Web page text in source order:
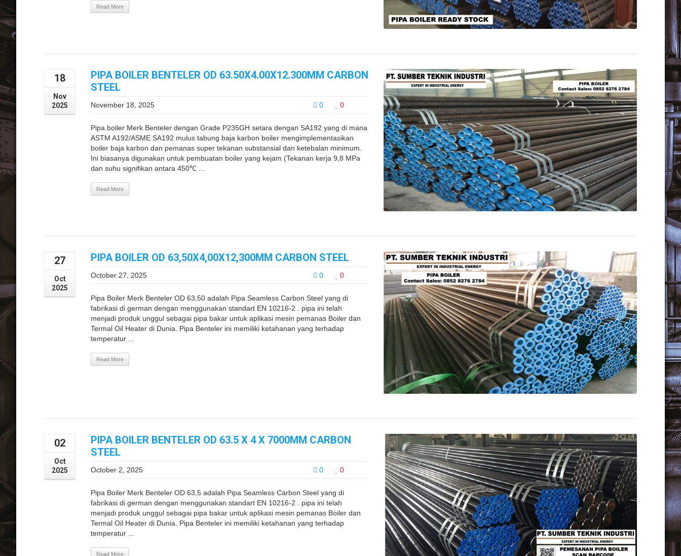
Read More
18
Nov
2025
PIPA BOILER BENTELER OD 63.50X4.00X12.300MM CARBON
STEEL
0 0
November 18, 2025
Pipa boiler Merk Benteler dengan Grade P235GH setara dengan SA192 yang di mana
ASTM A192/ASME SA192 mulus tabung baja karbon boiler mengimplementasikan
boiler baja karbon dan pemanas super tekanan substansial dan ketebalan minimum.
Ini biasanya digunakan untuk pembuatan boiler yang kejam (Tekanan kerja 9,8 MPa
dan suhu signifikan antara 450℃ ...
Read More
27
Oct
2025
PIPA BOILER OD 63,50X4,00X12,300MM CARBON STEEL
0 0
October 27, 2025
Pipa Boiler Merk Benteler OD 63,50 adalah Pipa Seamless Carbon Steel yang di
fabrikasi di german dengan menggunakan standart EN 10216-2 . pipa ini telah
menjadi produk unggul sebagai pipa bakar untuk aplikasi mesin pemanas Boiler dan
Termal Oil Heater di Dunia. Pipa Benteler ini memiliki ketahanan yang terhadap
temperatur ...
Read More
02
Oct
2025
PIPA BOILER BENTELER OD 63.5 X 4 X 7000MM CARBON
STEEL
0 0
October 2, 2025
Pipa Boiler Merk Benteler OD 63,5 adalah Pipa Seamless Carbon Steel yang di
fabrikasi di german dengan menggunakan standart EN 10216-2 . pipa ini telah
menjadi produk unggul sebagai pipa bakar untuk aplikasi mesin pemanas Boiler dan
Termal Oil Heater di Dunia. Pipa Benteler ini memiliki ketahanan yang terhadap
temperatur ...
Read More